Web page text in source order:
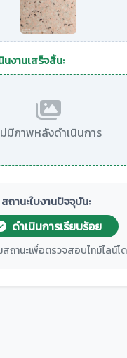
งานเสร็จสิ้น:
มีภาพหลังดำเนินการ
สถานะใบงานปัจจุบัน:
ดำเนินการเรียบร้อย
ถานะเพื่อตรวจสอบไทม์ไลน์โ